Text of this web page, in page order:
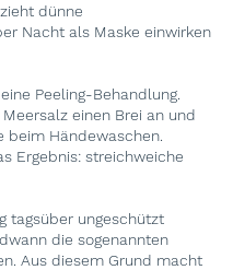
dünne
Nacht als Maske einwirken
Peeling-Behandlung.
einen Brei an und
beim Händewaschen.
Ergebnis: streichweiche
tagsüber ungeschützt
die sogenannten
Aus diesem Grund macht